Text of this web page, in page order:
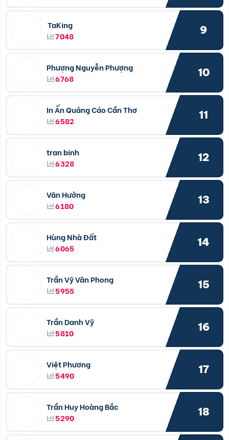
TaKing
7048
9
Phượng Nguyễn Phượng
6768
10
In Ấn Quảng Cáo Cần Thơ
6582
11
tran binh
6328
12
Văn Hưởng
6180
13
Hùng Nhà Đất
6065
14
Trần Vỹ Vân Phong
5955
15
Trần Danh Vỹ
5810
16
Việt Phương
5490
17
Trần Huy Hoàng Bắc
5290
18